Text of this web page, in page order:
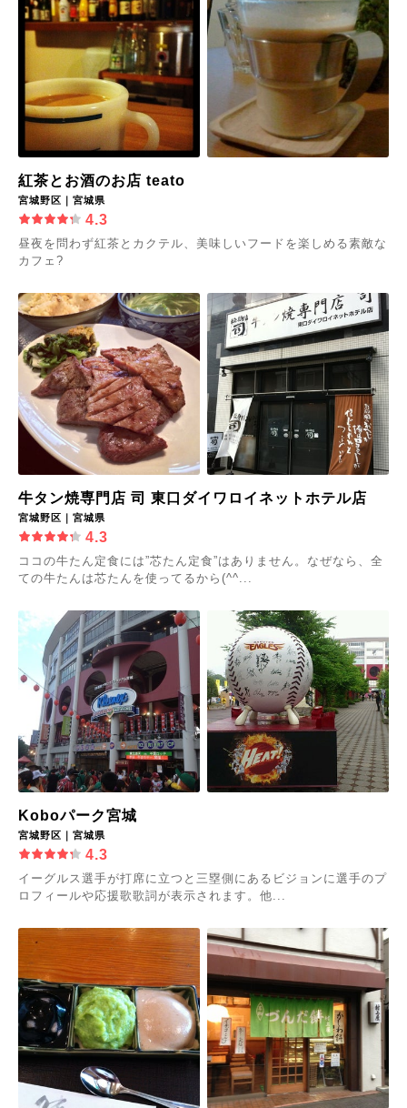
紅茶とお酒のお店 teato
宮城野区｜宮城県
4.3
昼夜を問わず紅茶とカクテル、美味しいフードを楽しめる素敵な
カフェ?
牛タン焼専門店 司 東口ダイワロイネットホテル店
宮城野区｜宮城県
4.3
ココの牛たん定食には”芯たん定食”はありません。なぜなら、全
ての牛たんは芯たんを使ってるから(^^...
Koboパーク宮城
宮城野区｜宮城県
4.3
イーグルス選手が打席に立つと三塁側にあるビジョンに選手のプ
ロフィールや応援歌歌詞が表示されます。他...